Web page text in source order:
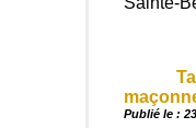
Publié le :